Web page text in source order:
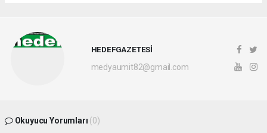
HEDEFGAZETESİ
medyaumit82@gmail.com
Okuyucu Yorumları (0)